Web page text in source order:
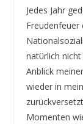
Jedes Jahr
Freudenfeuer
natürlich
Anblick
wieder in
Momenten